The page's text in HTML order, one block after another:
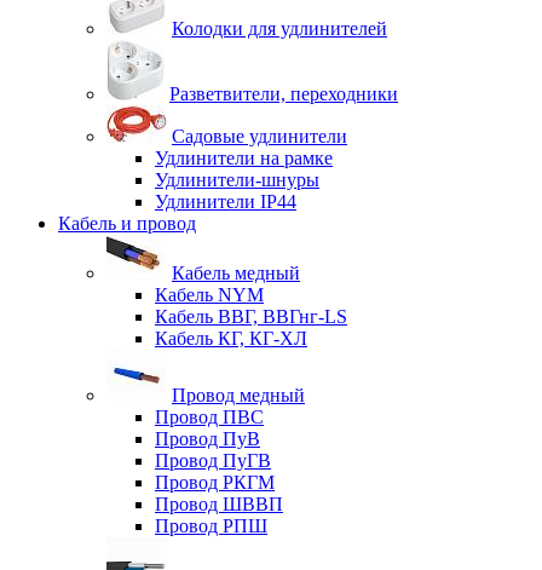
Колодки для удлинителей
Разветвители, переходники
Садовые удлинители
Удлинители на рамке
Удлинители-шнуры
Удлинители IP44
Кабель и провод
Кабель медный
Кабель NYM
Кабель ВВГ, ВВГнг-LS
Кабель КГ, КГ-ХЛ
Провод медный
Провод ПВС
Провод ПуВ
Провод ПуГВ
Провод РКГМ
Провод ШВВП
Провод РПШ